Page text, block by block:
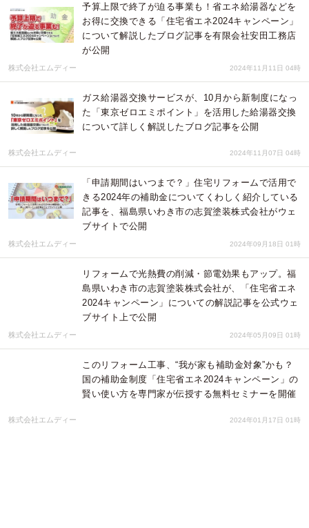
予算上限で終了が迫る事業も！省エネ給湯器などを
お得に交換できる「住宅省エネ2024キャンペーン」
について解説したブログ記事を有限会社安田工務店
が公開
株式会社エムディー 2024年11月11日 04時
ガス給湯器交換サービスが、10月から新制度になっ
た「東京ゼロエミポイント」を活用した給湯器交換
について詳しく解説したブログ記事を公開
株式会社エムディー 2024年11月07日 04時
「申請期間はいつまで？」住宅リフォームで活用で
きる2024年の補助金についてくわしく紹介している
記事を、福島県いわき市の志賀塗装株式会社がウェ
ブサイトで公開
株式会社エムディー 2024年09月18日 01時
リフォームで光熱費の削減・節電効果もアップ。福
島県いわき市の志賀塗装株式会社が、「住宅省エネ
2024キャンペーン」についての解説記事を公式ウェ
ブサイト上で公開
株式会社エムディー 2024年05月09日 01時
このリフォーム工事、“我が家も補助金対象”かも？
国の補助金制度「住宅省エネ2024キャンペーン」の
賢い使い方を専門家が伝授する無料セミナーを開催
株式会社エムディー 2024年01月17日 01時